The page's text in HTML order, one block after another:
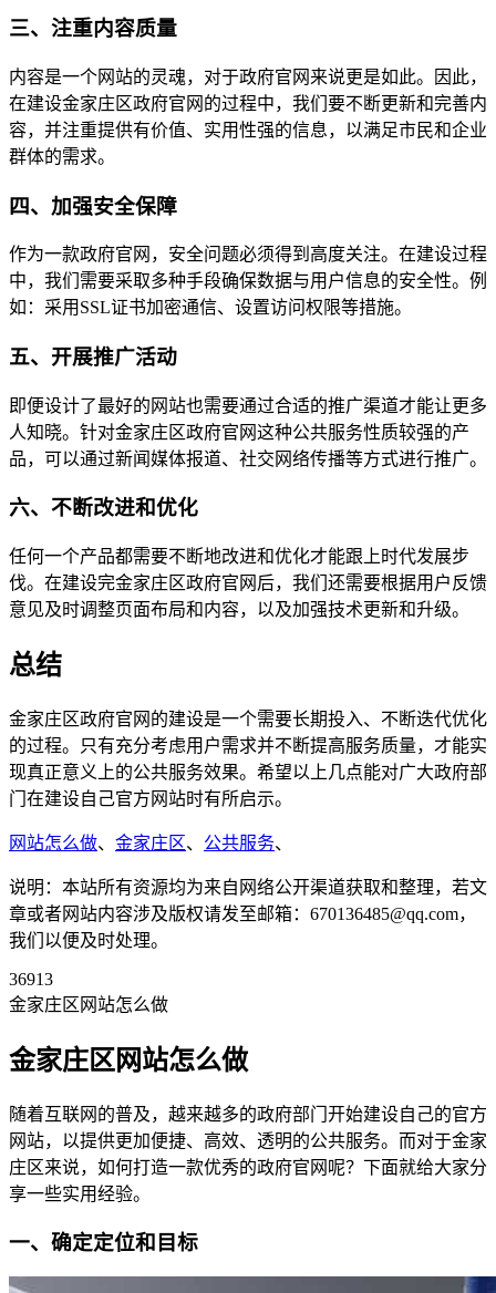
三、注重内容质量
内容是一个网站的灵魂，对于政府官网来说更是如此。因此，
在建设金家庄区政府官网的过程中，我们要不断更新和完善内
容，并注重提供有价值、实用性强的信息，以满足市民和企业
群体的需求。
四、加强安全保障
作为一款政府官网，安全问题必须得到高度关注。在建设过程
中，我们需要采取多种手段确保数据与用户信息的安全性。例
如：采用SSL证书加密通信、设置访问权限等措施。
五、开展推广活动
即便设计了最好的网站也需要通过合适的推广渠道才能让更多
人知晓。针对金家庄区政府官网这种公共服务性质较强的产
品，可以通过新闻媒体报道、社交网络传播等方式进行推广。
六、不断改进和优化
任何一个产品都需要不断地改进和优化才能跟上时代发展步
伐。在建设完金家庄区政府官网后，我们还需要根据用户反馈
意见及时调整页面布局和内容，以及加强技术更新和升级。
总结
金家庄区政府官网的建设是一个需要长期投入、不断迭代优化
的过程。只有充分考虑用户需求并不断提高服务质量，才能实
现真正意义上的公共服务效果。希望以上几点能对广大政府部
门在建设自己官方网站时有所启示。
网站怎么做、 金家庄区、 公共服务、
说明：本站所有资源均为来自网络公开渠道获取和整理，若文
章或者网站内容涉及版权请发至邮箱：670136485@qq.com，
我们以便及时处理。
36913
金家庄区网站怎么做
金家庄区网站怎么做
随着互联网的普及，越来越多的政府部门开始建设自己的官方
网站，以提供更加便捷、高效、透明的公共服务。而对于金家
庄区来说，如何打造一款优秀的政府官网呢？下面就给大家分
享一些实用经验。
一、确定定位和目标